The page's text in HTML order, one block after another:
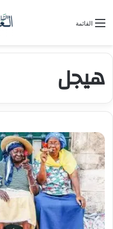
القائمة
هيجل